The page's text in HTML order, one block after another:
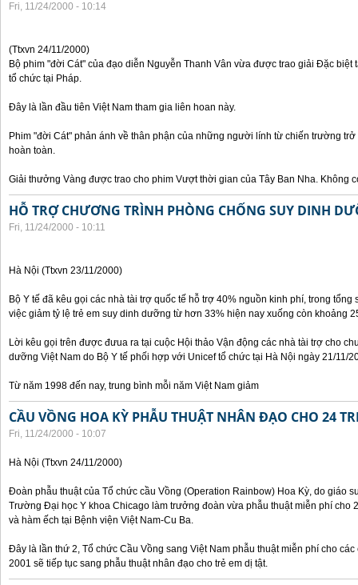
Fri, 11/24/2000 - 10:14
(Ttxvn 24/11/2000)
Bộ phim "đời Cát" của đạo diễn Nguyễn Thanh Vân vừa được trao giải Đặc biệt
tổ chức tại Pháp.
Đây là lần đầu tiên Việt Nam tham gia liên hoan này.
Phim "đời Cát" phản ánh về thân phận của những người lính từ chiến trường
hoàn toàn.
Giải thưởng Vàng được trao cho phim Vượt thời gian của Tây Ban Nha. Không
HỖ TRỢ CHƯƠNG TRÌNH PHÒNG CHỐNG SUY DINH
Fri, 11/24/2000 - 10:11
Hà Nội (Ttxvn 23/11/2000)
Bộ Y tế đã kêu gọi các nhà tài trợ quốc tế hỗ trợ 40% nguồn kinh phí, trong tổng
việc giảm tỷ lệ trẻ em suy dinh dưỡng từ hơn 33% hiện nay xuống còn khoảng
Lời kêu gọi trên được đưua ra tại cuộc Hội thảo Vận động các nhà tài trợ cho
dưỡng Việt Nam do Bộ Y tế phối hợp với Unicef tổ chức tại Hà Nội ngày 21/11/
Từ năm 1998 đến nay, trung bình mỗi năm Việt Nam giảm
CẦU VỒNG HOA KỲ PHẪU THUẬT NHÂN ĐẠO CHO 24
Fri, 11/24/2000 - 10:07
Hà Nội (Ttxvn 24/11/2000)
Đoàn phẫu thuật của Tổ chức cầu Vồng (Operation Rainbow) Hoa Kỳ, do giáo
Trường Đại học Y khoa Chicago làm trưởng đoàn vừa phẫu thuật miễn phí cho
và hàm ếch tại Bệnh viện Việt Nam-Cu Ba.
Đây là lần thứ 2, Tổ chức Cầu Vồng sang Việt Nam phẫu thuật miễn phí cho
2001 sẽ tiếp tục sang phẫu thuật nhân đạo cho trẻ em dị tật.